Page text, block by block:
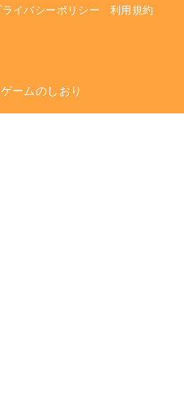
ライバシーポリシー 利用規約
ームのしおり